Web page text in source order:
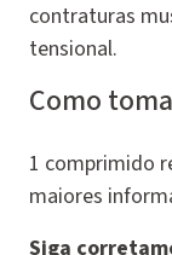
contraturas
tensional.
Como
1 comprimido
maiores
Siga